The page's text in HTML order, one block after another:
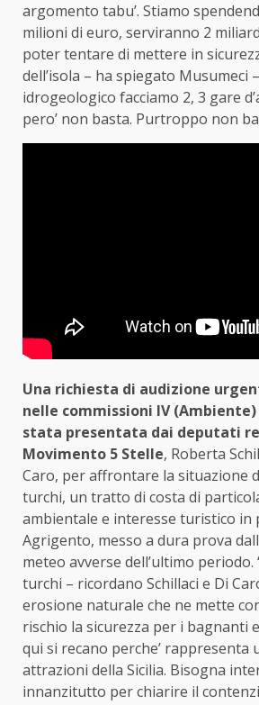
argomento tabu’. Stiamo
milioni di euro, serviranno 2
poter tentare di mettere in
dell’isola – ha spiegato Musumeci
idrogeologico facciamo 2, 3 gare
pero’ non basta. Purtroppo non
Una richiesta di audizione
nelle commissioni IV (Ambiente)
stata presentata dai deputati
Movimento 5 Stelle, Roberta
Caro, per affrontare la situazione
turchi, un tratto di costa di
ambientale e interesse turistico in
Agrigento, messo a dura prova
meteo avverse dell’ultimo periodo.
turchi – ricordano Schillaci e Di
erosione naturale che ne mette
rischio la sicurezza per i bagnanti
qui si recano perche’ rappresenta
attrazioni della Sicilia. Bisogna
innanzitutto per chiarire il